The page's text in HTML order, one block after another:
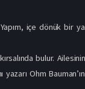
içe dönük bir
bulur.
Ohm